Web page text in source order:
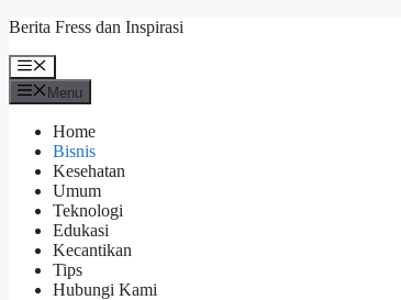
Skip
content
Berita Fress dan Inspirasi
Menu
Menu
Home
Bisnis
Kesehatan
Umum
Teknologi
Edukasi
Kecantikan
Tips
Hubungi Kami